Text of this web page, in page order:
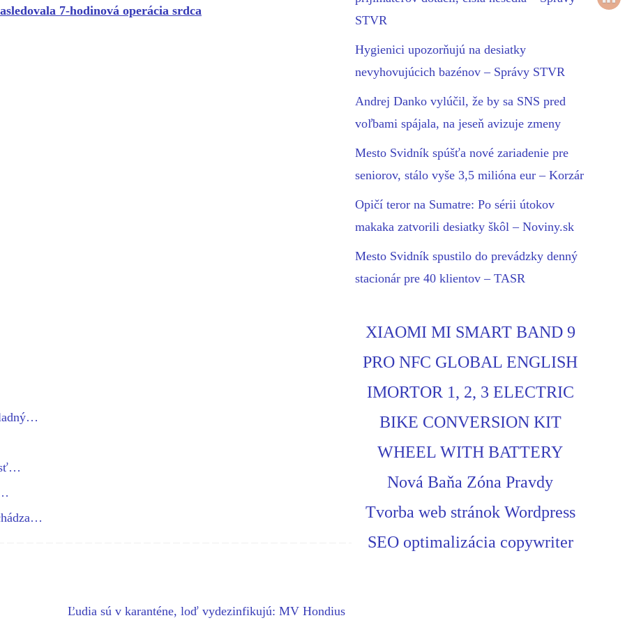
7-hodinová operácia srdca
Ľudia sú v karanténe, loď vydezinfikujú: MV Hondius
STVR
Hygienici upozorňujú na desiatky
nevyhovujúcich bazénov – Správy STVR
Andrej Danko vylúčil, že by sa SNS pred
voľbami spájala, na jeseň avizuje zmeny
Mesto Svidník spúšťa nové zariadenie pre
seniorov, stálo vyše 3,5 milióna eur – Korzár
Opičí teror na Sumatre: Po sérii útokov
makaka zatvorili desiatky škôl – Noviny.sk
Mesto Svidník spustilo do prevádzky denný
stacionár pre 40 klientov – TASR
XIAOMI MI SMART BAND 9
PRO NFC GLOBAL ENGLISH
IMORTOR 1, 2, 3 ELECTRIC
BIKE CONVERSION KIT
WHEEL WITH BATTERY
Nová Baňa Zóna Pravdy
Tvorba web stránok Wordpress
SEO optimalizácia copywriter